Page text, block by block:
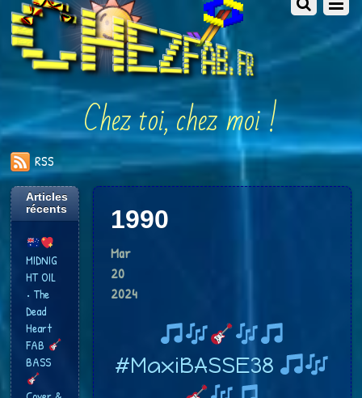
Chez toi, chez moi !
RSS
1990
Mar
20
2024
#MaxiBASSE38
Articles
récents
MIDNIG
HT OIL
• The
Dead
Heart
FAB
BASS